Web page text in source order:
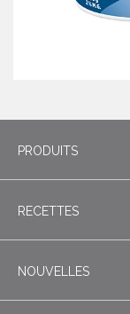
PRODUITS
EXPLORE PRODUITS
RECETTES
EXPLORE RECETTES
NOUVELLES